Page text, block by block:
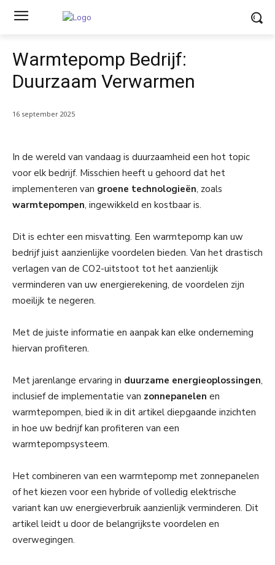
Warmtepomp Bedrijf:
Duurzaam Verwarmen
16 september 2025
In de wereld van vandaag is duurzaamheid een hot topic
voor elk bedrijf. Misschien heeft u gehoord dat het
implementeren van groene technologieën, zoals
warmtepompen, ingewikkeld en kostbaar is.
Dit is echter een misvatting. Een warmtepomp kan uw
bedrijf juist aanzienlijke voordelen bieden. Van het drastisch
verlagen van de CO2-uitstoot tot het aanzienlijk
verminderen van uw energierekening, de voordelen zijn
moeilijk te negeren.
Met de juiste informatie en aanpak kan elke onderneming
hiervan profiteren.
Met jarenlange ervaring in duurzame energieoplossingen,
inclusief de implementatie van zonnepanelen en
warmtepompen, bied ik in dit artikel diepgaande inzichten
in hoe uw bedrijf kan profiteren van een
warmtepompsysteem.
Het combineren van een warmtepomp met zonnepanelen
of het kiezen voor een hybride of volledig elektrische
variant kan uw energieverbruik aanzienlijk verminderen. Dit
artikel leidt u door de belangrijkste voordelen en
overwegingen.